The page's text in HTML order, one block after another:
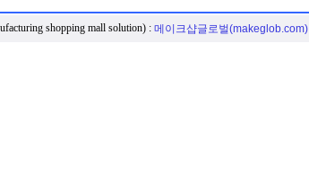
shopping mall solution) : 메이크샵글로벌(makeglob.com)